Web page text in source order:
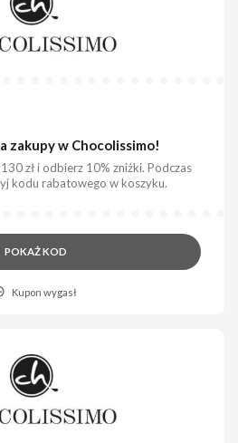
zakupy w Chocolissimo!
zł i odbierz 10% zniżki. Podczas
kodu rabatowego w koszyku.
POKAŻ KOD
Kupon wygasł